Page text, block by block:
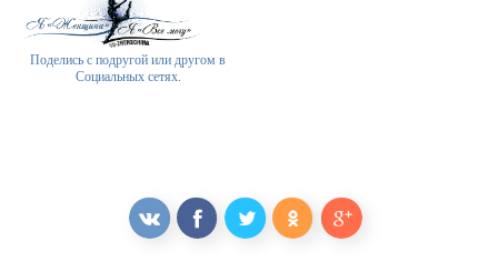
Поделись с подругой или другом в
Социальных сетях.